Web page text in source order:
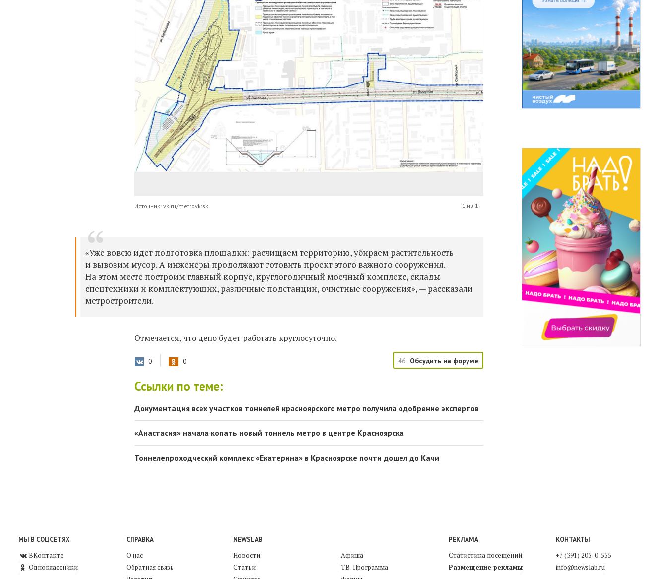
Источник: vk.ru/metrovkrsk 1 из 1
«Уже вовсю идет подготовка площадки: расчищаем территорию, убираем растительность
и вывозим мусор. А инженеры продолжают готовить проект этого важного сооружения.
На этом месте построим главный корпус, круглогодичный моечный комплекс, склады
спецтехники и комплектующих, различные подстанции, очистные сооружения», — рассказали
метростроители.
Отмечается, что депо будет работать круглосуточно.
0 0 46 Обсудить на форуме
Ссылки по теме:
Документация всех участков тоннелей красноярского метро получила одобрение экспертов
«Анастасия» начала копать новый тоннель метро в центре Красноярска
Тоннелепроходческий комплекс «Екатерина» в Красноярске почти дошел до Качи
МЫ В СОЦСЕТЯХ
ВКонтакте
Одноклассники
СПРАВКА
О нас
Обратная связь
NEWSLAB
Новости
Статьи
Афиша
ТВ-Программа
РЕКЛАМА
Статистика посещений
Размещение рекламы
КОНТАКТЫ
+7 (391) 205-0-555
info@newslab.ru